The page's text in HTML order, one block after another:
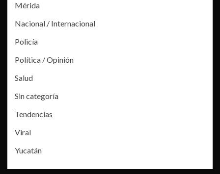
Mérida
Nacional / Internacional
Policía
Política / Opinión
Salud
Sin categoría
Tendencias
Viral
Yucatán